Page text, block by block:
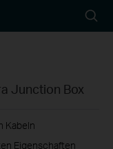
Junction Box
Kabeln
Eigenschaften